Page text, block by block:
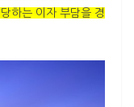
하는 이자 부담을 경